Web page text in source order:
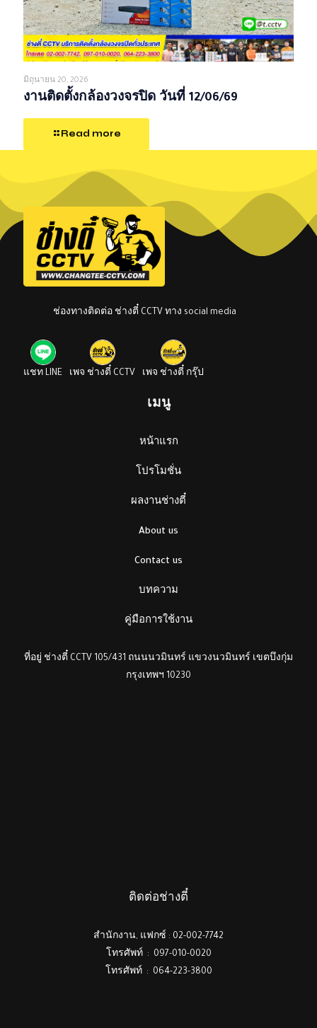
มิถุนายน 20, 2026
งานติดตั้งกล้องวงจรปิด วันที่ 12/06/69
Read more
ช่องทางติดต่อ ช่างตี๋ CCTV ทาง social media
แชท LINE เพจ ช่างตี๋ CCTV เพจ ช่างตี๋ กรุ๊ป
เมนู
หน้าแรก
โปรโมชั่น
ผลงานช่างตี๋
About us
Contact us
บทความ
คู่มือการใช้งาน
ที่อยู่ ช่างตี๋ CCTV 105/431 ถนนนวมินทร์ แขวงนวมินทร์ เขตบึงกุ่ม
กรุงเทพฯ 10230
ติดต่อช่างตี๋
สำนักงาน, แฟกซ์ : 02-002-7742
โทรศัพท์ : 097-010-0020
โทรศัพท์ : 064-223-3800